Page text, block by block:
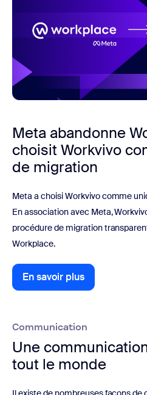
Meta abandonne
choisit Workvivo
de migration
Meta a choisi Workvivo comme
En association avec Meta,
procédure de migration
Workplace.
En savoir plus
En savoir plus
Communication
Une
tout le monde